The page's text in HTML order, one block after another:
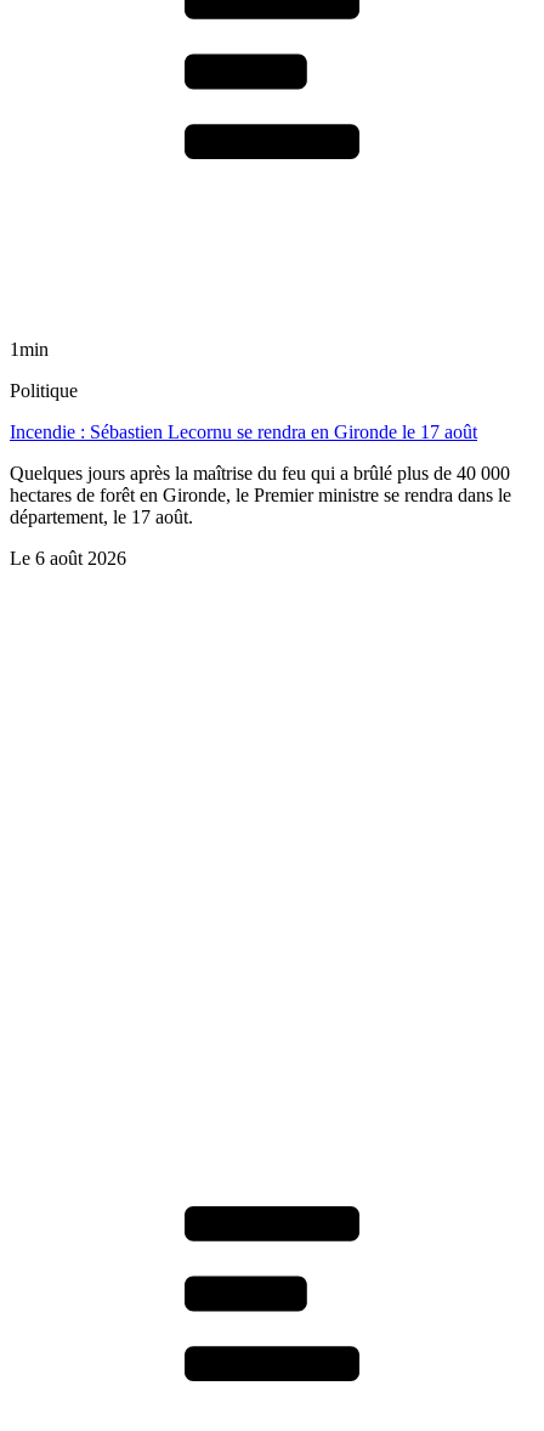
1min
Politique
Incendie : Sébastien Lecornu se rendra en Gironde le 17 août
Quelques jours après la maîtrise du feu qui a brûlé plus de 40 000
hectares de forêt en Gironde, le Premier ministre se rendra dans le
département, le 17 août.
Le 6 août 2026